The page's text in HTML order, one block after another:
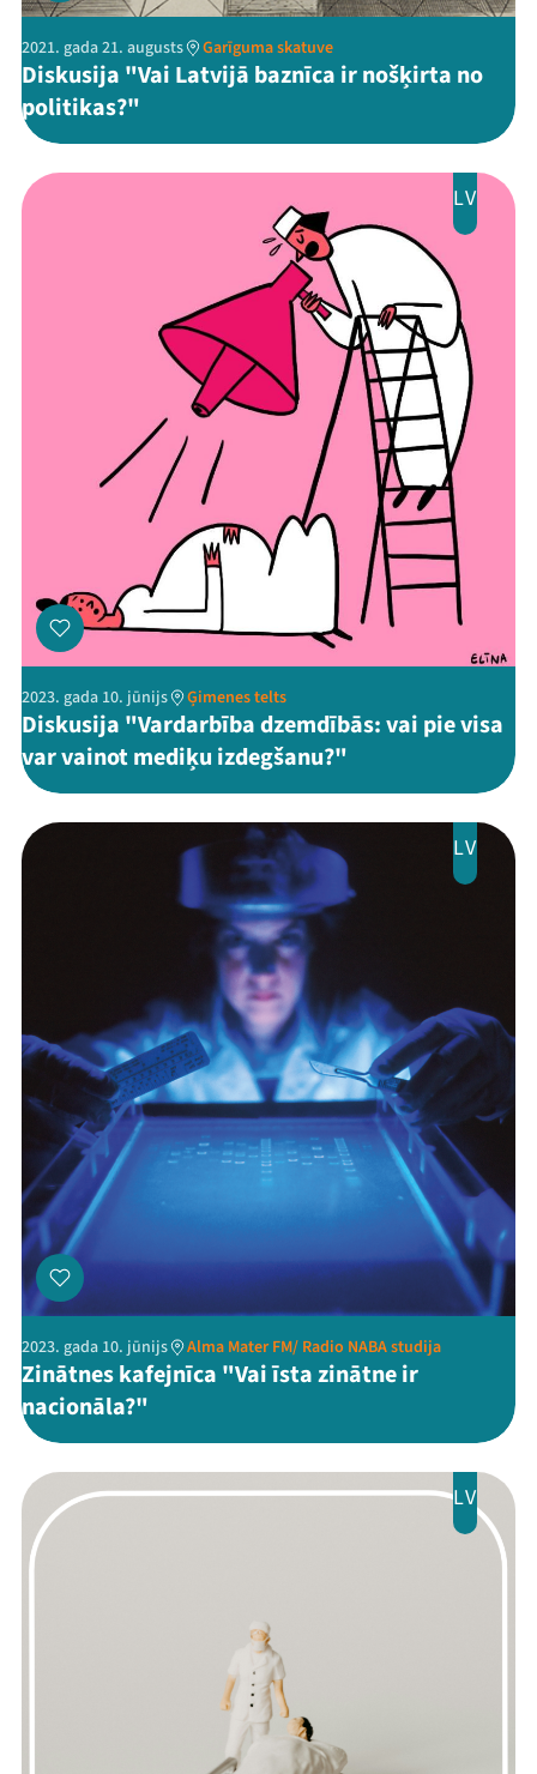
2021. gada 21. augusts Garīguma skatuve
Diskusija "Vai Latvijā baznīca ir nošķirta no
politikas?"
LV
2023. gada 10. jūnijs Ģimenes telts
Diskusija "Vardarbība dzemdībās: vai pie visa
var vainot mediķu izdegšanu?"
LV
2023. gada 10. jūnijs Alma Mater FM/ Radio NABA studija
Zinātnes kafejnīca "Vai īsta zinātne ir
nacionāla?"
LV